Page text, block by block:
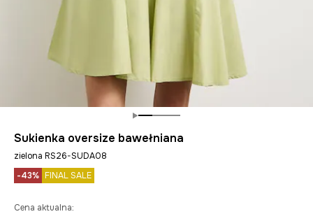
Sukienka oversize bawełniana
zielona RS26-SUDA08
-43% FINAL SALE
Cena aktualna: